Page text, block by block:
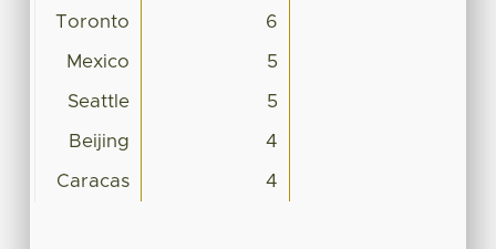
Toronto 6
Mexico 5
Seattle 5
Beijing 4
Caracas 4